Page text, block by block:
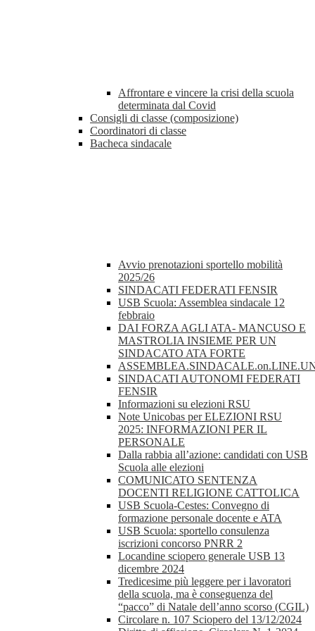
Affrontare e vincere la crisi della scuola
determinata dal Covid
Consigli di classe (composizione)
Coordinatori di classe
Bacheca sindacale
Avvio prenotazioni sportello mobilità
2025/26
SINDACATI FEDERATI FENSIR
USB Scuola: Assemblea sindacale 12
febbraio
DAI FORZA AGLI ATA- MANCUSO E
MASTROLIA INSIEME PER UN
SINDACATO ATA FORTE
SINDACATI AUTONOMI FEDERATI
FENSIR
Informazioni su elezioni RSU
Note Unicobas per ELEZIONI RSU
2025: INFORMAZIONI PER IL
PERSONALE
Dalla rabbia all’azione: candidati con USB
Scuola alle elezioni
COMUNICATO SENTENZA
DOCENTI RELIGIONE CATTOLICA
USB Scuola-Cestes: Convegno di
formazione personale docente e ATA
USB Scuola: sportello consulenza
iscrizioni concorso PNRR 2
Locandine sciopero generale USB 13
dicembre 2024
Tredicesime più leggere per i lavoratori
della scuola, ma è conseguenza del
“pacco” di Natale dell’anno scorso (CGIL)
Circolare n. 107 Sciopero del 13/12/2024